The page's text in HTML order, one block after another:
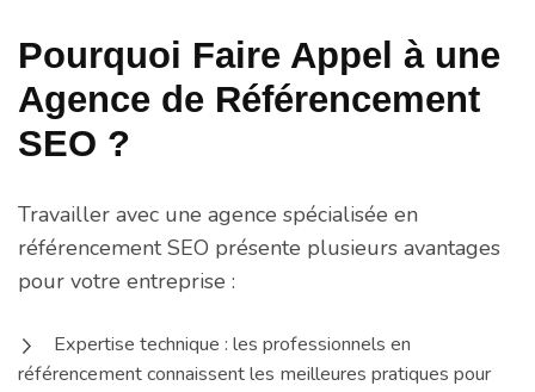
Pourquoi Faire Appel à une
Agence de Référencement
SEO ?
Travailler avec une agence spécialisée en
référencement SEO présente plusieurs avantages
pour votre entreprise :
Expertise technique : les professionnels en
référencement connaissent les meilleures pratiques pour